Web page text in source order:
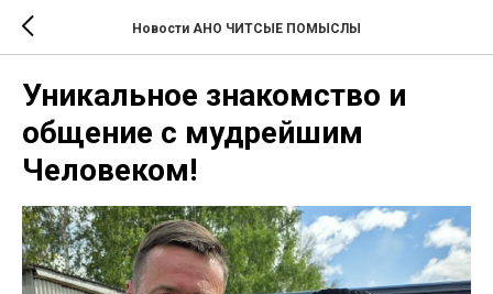
Новости АНО ЧИТСЫЕ ПОМЫСЛЫ
Уникальное знакомство и
общение с мудрейшим
Человеком!